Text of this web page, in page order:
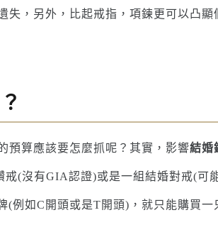
失，另外，比起戒指，項鍊更可以凸
預算應該要怎麼抓呢？其實，影響結婚
(沒有GIA認證)或是一組結婚對戒(
例如C開頭或是T開頭)，就只能購買一